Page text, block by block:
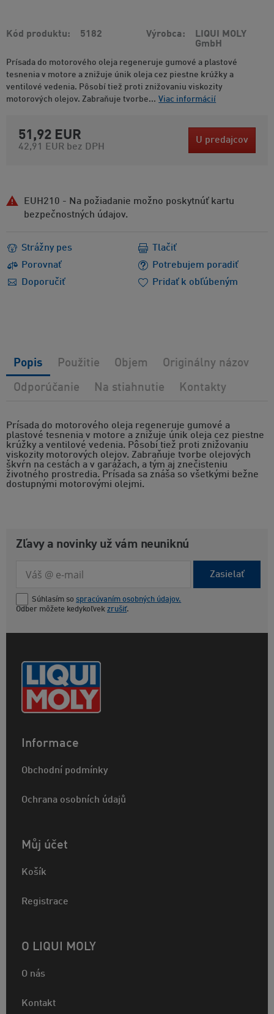
Kód produktu 5182 Výrobca
LIQUI MOLY
GmbH
Prísada do motorového oleja regeneruje gumové a plastové
tesnenia v motore a znižuje únik oleja cez piestne krúžky a
ventilové vedenia. Pôsobí tiež proti znižovaniu viskozity
motorových olejov. Zabraňuje tvorbe... Viac informácií
51,92 EUR
42,91 EUR bez DPH
U predajcov
EUH210 - Na požiadanie možno poskytnúť kartu
bezpečnostných údajov.
Strážny pes
Porovnať
Potrebujem poradiť
Doporučiť
Tlačiť
Pridať k obľúbeným
Prísada do motorového oleja regeneruje gumové a
plastové tesnenia v motore a znižuje únik oleja cez piestne
krúžky a ventilové vedenia. Pôsobí tiež proti znižovaniu
viskozity motorových olejov. Zabraňuje tvorbe olejových
škvŕn na cestách a v garážach, a tým aj znečisteniu
životného prostredia. Prísada sa znáša so všetkými bežne
dostupnými motorovými olejmi.
Popis Použitie Objem Originálny názov
Odporúčanie Na stiahnutie Kontakty
Zľavy a novinky už vám neuniknú
Zasielať
Súhlasím so spracúvaním osobných údajov.
Odber môžete kedykoľvek zrušiť.
Informace
Obchodní podmínky
Ochrana osobních údajů
Můj účet
Košík
Registrace
O LIQUI MOLY
O nás
Kontakt